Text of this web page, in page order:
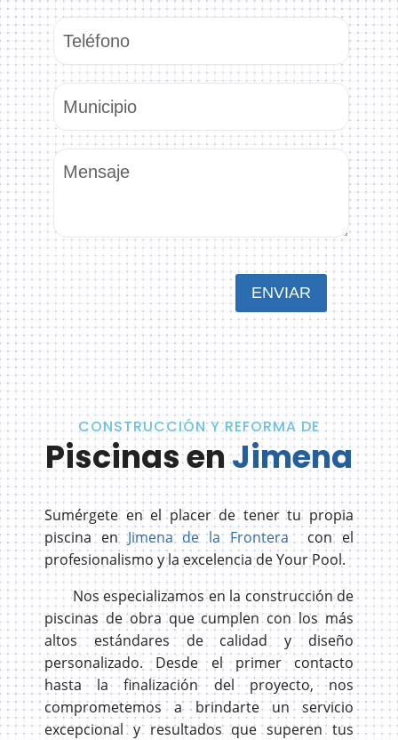
CONSTRUCCIÓN Y REFORMA DE
Piscinas enJimena
Sumérgete en el placer de tener tu propia
piscina enJimena de la Frontera con el
profesionalismo y la excelencia de Your Pool.
Nos especializamos en la construcción de
piscinas de obra que cumplen con los más
altos estándares de calidad y diseño
personalizado. Desde el primer contacto
hasta la finalización del proyecto, nos
comprometemos a brindarte un servicio
excepcional y resultados que superen tus